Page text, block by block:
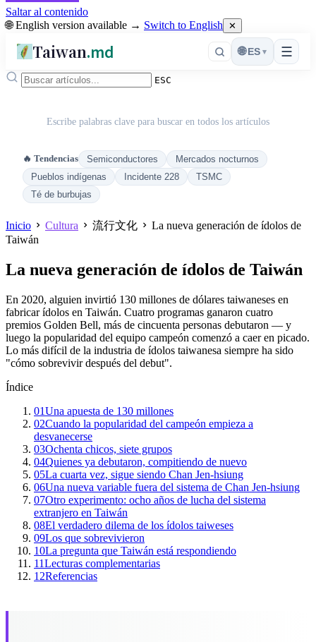
Saltar al contenido
🌐 English version available → Switch to English ✕
Taiwan.md ☰
🌐 ES ▾
ESC
Escribe palabras clave para buscar en todos los artículos
🔥 Tendencias Semiconductores
Mercados nocturnos
Pueblos indígenas
Incidente 228
TSMC
Té de burbujas
Inicio Cultura 流行文化
La nueva generación de ídolos de
Taiwán
La nueva generación de ídolos de Taiwán
En 2020, alguien invirtió 130 millones de dólares taiwaneses en
fabricar ídolos en Taiwán. Cuatro programas ganaron cuatro
premios Golden Bell, más de cincuenta personas debutaron — y
luego la popularidad del equipo campeón comenzó a caer en picado.
Lo más difícil de la industria de ídolos taiwanesa siempre ha sido
"cómo sobrevivir después del debut".
Índice
01Una apuesta de 130 millones
02Cuando la popularidad del campeón empieza a
desvanecerse
03Ochenta chicos, siete grupos
04Quienes ya debutaron, compitiendo de nuevo
05La cuarta vez, sigue siendo Chan Jen-hsiung
06Una nueva variable fuera del sistema de Chan Jen-hsiung
07Otro experimento: ocho años de lucha del sistema
extranjero en Taiwán
08El verdadero dilema de los ídolos taiweses
09Los que sobrevivieron
10La pregunta que Taiwán está respondiendo
11Lecturas complementarias
12Referencias